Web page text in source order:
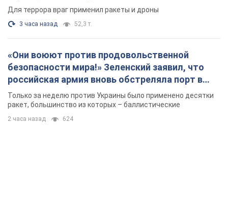
Для террора враг применил ракеты и дроны
3 часа назад 52,3 т.
«Они воюют против продовольственной
безопасности мира!» Зеленский заявил, что
российская армия вновь обстреляла порт в
Одессе
Только за неделю против Украины было применено десятки
ракет, большинство из которых – баллистические
2 часа назад 624